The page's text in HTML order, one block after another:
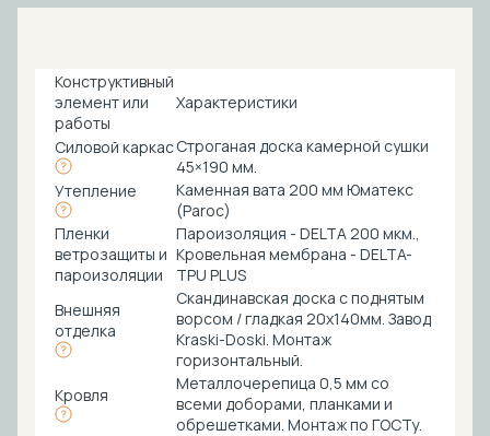
Конструктивный
элемент или
работы
Характеристики
Силовой каркасСтроганая доска камерной сушки
45×190 мм.
Утепление
Каменная вата 200 мм Юматекс
(Paroc)
Пленки
ветрозащиты и
пароизоляции
Пароизоляция - DELTA 200 мкм.,
Кровельная мембрана - DELTA-
TPU PLUS
Внешняя
отделка
Скандинавская доска с поднятым
ворсом / гладкая 20х140мм. Завод
Kraski-Doski. Монтаж
горизонтальный.
Кровля
Металлочерепица 0,5 мм со
всеми доборами, планками и
обрешетками. Монтаж по ГОСТу.